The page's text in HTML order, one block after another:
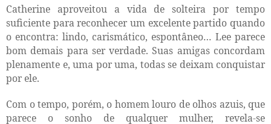
Catherine aproveitou a vida de solteira por tempo
suficiente para reconhecer um excelente partido quando
o encontra: lindo, carismático, espontâneo… Lee parece
bom demais para ser verdade. Suas amigas concordam
plenamente e, uma por uma, todas se deixam conquistar
por ele.
Com o tempo, porém, o homem louro de olhos azuis, que
parece o sonho de qualquer mulher, revela-se